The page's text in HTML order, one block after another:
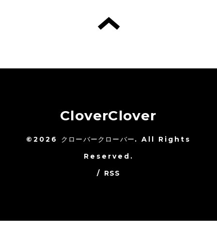
CloverClover
©2026 クローバークローバー. All Rights
Reserved.
/ RSS